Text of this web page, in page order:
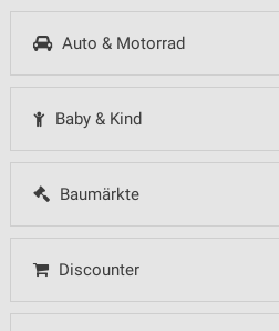
Auto & Motorrad
Baby & Kind
Baumärkte
Discounter